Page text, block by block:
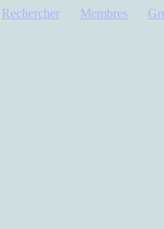
Rechercher Membres